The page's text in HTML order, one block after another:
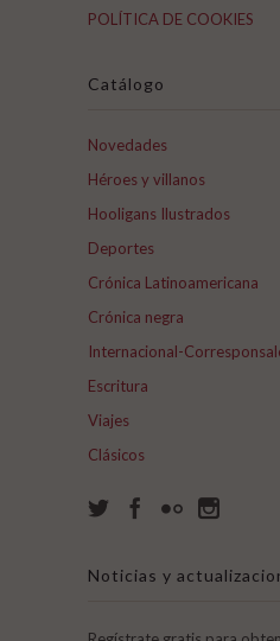
POLÍTICA DE COOKIES
Catálogo
Novedades
Héroes y villanos
Hooligans Ilustrados
Deportes
Crónica Latinoamericana
Crónica negra
Internacional-
Escritura
Viajes
Clásicos
Noticias y